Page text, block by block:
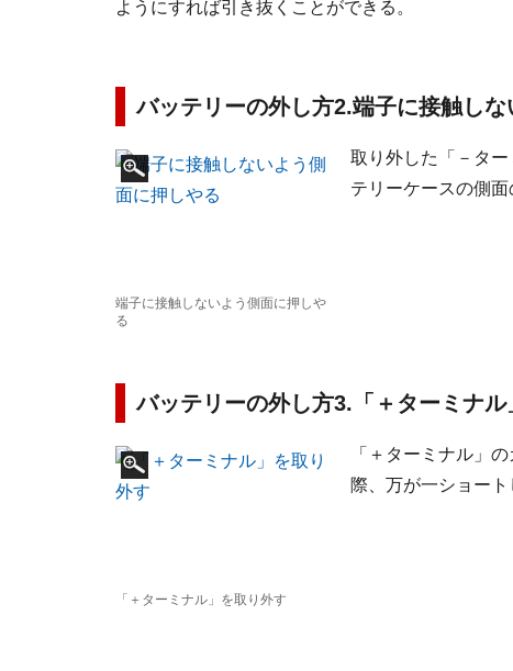
ようにすれば引き抜くことができる。
バッテリーの外し方2.端子に接触し
端子に接触しないよう側面に押しや
る
取り外した「－タ
テリーケースの側面
バッテリーの外し方3.「＋ターミナ
「＋ターミナル」を取り外す
「＋ターミナル」
際、万が一ショー